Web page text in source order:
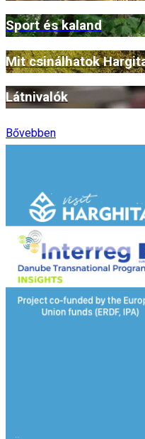
Sport és kaland
Mit csinálhatok
Látnivalók
Bővebben